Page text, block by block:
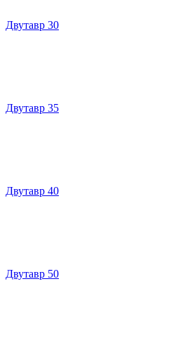
Двутавр 30
Двутавр 35
Двутавр 40
Двутавр 50